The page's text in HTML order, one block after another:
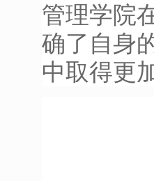
管理学院
确了自身
中取得更